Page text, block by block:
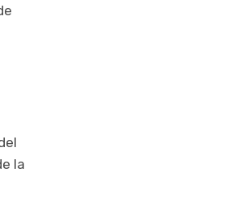
la